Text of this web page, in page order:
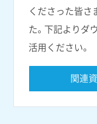
くださった皆さ
た。下記よりダ
活用ください。
関連